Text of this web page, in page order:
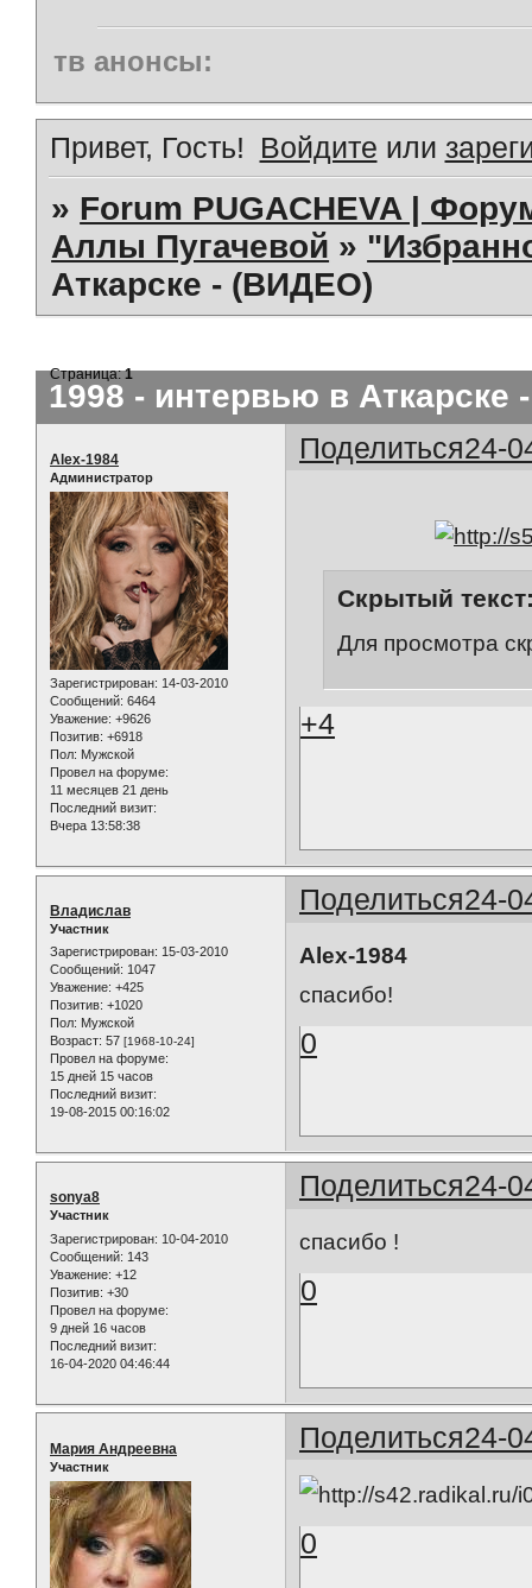
тв анонсы:
Привет, Гость! Войдите или
» Forum PUGACHEVA |
Аллы Пугачевой »
Аткарске - (ВИДЕО)
1998 - интервью в
Страница:1
Поделиться24-
Alex-1984
Администратор
Зарегистрирован: 14-03-2010
Сообщений: 6464
Уважение: +9626
Позитив: +6918
Пол: Мужской
Провел на форуме:
11 месяцев 21 день
Последний визит:
Вчера 13:58:38
Скрытый
Для просмотра
+4
Поделиться24-
Владислав
Участник
Зарегистрирован: 15-03-2010
Сообщений: 1047
Уважение: +425
Позитив: +1020
Пол: Мужской
Возраст: 57 [1968-10-24]
Провел на форуме:
15 дней 15 часов
Последний визит:
19-08-2015 00:16:02
Alex-1984
спасибо!
0
Поделиться24-
sonya8
Участник
Зарегистрирован: 10-04-2010
Сообщений: 143
Уважение: +12
Позитив: +30
Провел на форуме:
9 дней 16 часов
Последний визит:
16-04-2020 04:46:44
спасибо !
0
Поделиться24-
Мария Андреевна
Участник
0